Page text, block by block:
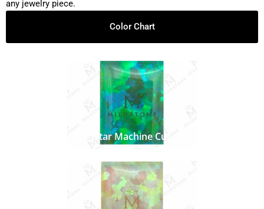
any jewelry piece.
Color Chart
Star Machine Cut